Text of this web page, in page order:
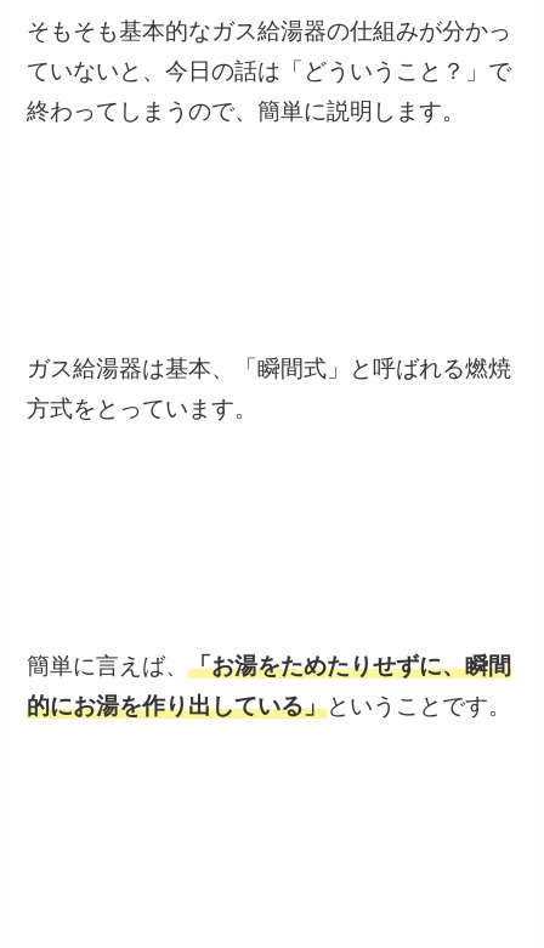
そもそも基本的なガス給湯器の仕組みが分かっ
ていないと、今日の話は「どういうこと？」で
終わってしまうので、簡単に説明します。
ガス給湯器は基本、 「瞬間式」
と呼ばれる燃焼
方式をとっています。
簡単に言えば、「お湯をためたりせずに、瞬間
的にお湯を作り出している」ということです。